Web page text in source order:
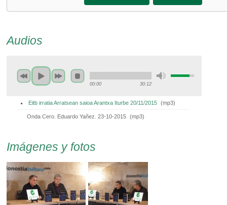
Audios
00:00 30:12
Eitb irratia Arratsean saioa Arantxa Iturbe 20/11/2015 (mp3)
Onda Cero. Eduardo Yañez. 23-10-2015 (mp3)
Imágenes y fotos